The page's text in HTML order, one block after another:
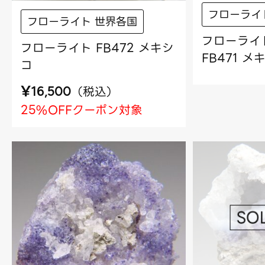
フローライト 世界各国
フローライト FB472 メキシ
コ
¥16,500 （税込）
25%OFFクーポン対象
フローラ
フローラ
FB471 メ